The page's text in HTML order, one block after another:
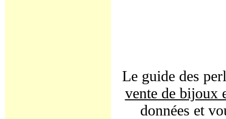
Le guide des
vente de bijoux
données et